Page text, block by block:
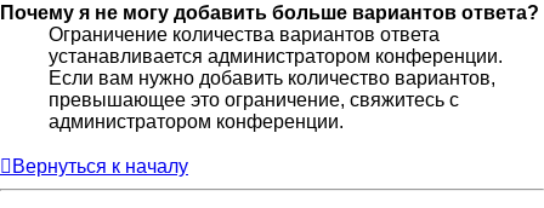
Почему я не могу добавить больше вариантов ответа?
Ограничение количества вариантов ответа
устанавливается администратором конференции.
Если вам нужно добавить количество вариантов,
превышающее это ограничение, свяжитесь с
администратором конференции.
Вернуться к началу